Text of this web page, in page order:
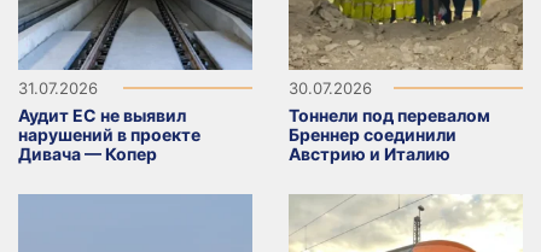
31.07.2026
Аудит ЕС не выявил
нарушений в проекте
Дивача — Копер
30.07.2026
Тоннели под перевалом
Бреннер соединили
Австрию и Италию